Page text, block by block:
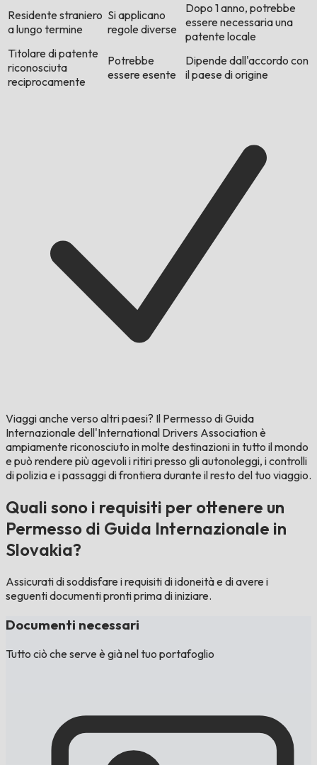
Residente straniero
a lungo termine
Si applicano
regole diverse
Dopo 1 anno, potrebbe
essere necessaria una
patente locale
Titolare di patente
riconosciuta
reciprocamente
Potrebbe
essere esente
Dipende dall'accordo con
il paese di origine
Viaggi anche verso altri paesi? Il Permesso di Guida
Internazionale dell'International Drivers Association è
ampiamente riconosciuto in molte destinazioni in tutto il mondo
e può rendere più agevoli i ritiri presso gli autonoleggi, i controlli
di polizia e i passaggi di frontiera durante il resto del tuo viaggio.
Quali sono i requisiti per ottenere un
Permesso di Guida Internazionale in
Slovakia?
Assicurati di soddisfare i requisiti di idoneità e di avere i
seguenti documenti pronti prima di iniziare.
Documenti necessari
Tutto ciò che serve è già nel tuo portafoglio